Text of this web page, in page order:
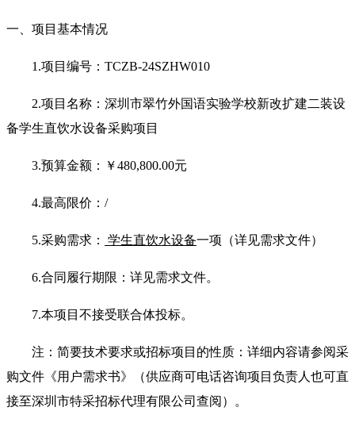
一、项目基本情况
1.项目编号：TCZB-24SZHW010
2.项目名称： 深圳市翠竹外国语实验学校新改扩建二装设
备学生直饮水设备采购项目
3.预算金额：￥480,800.00元
4.最高限价：/
5.采购需求： 学生直饮水设备一项（详见需求文件）
6.合同履行期限：详见需求文件。
7.本项目不接受联合体投标。
注：简要技术要求或招标项目的性质：详细内容请参阅采
购文件《用户需求书》（供应商可电话咨询项目负责人也可直
接至深圳市特采招标代理有限公司查阅）。